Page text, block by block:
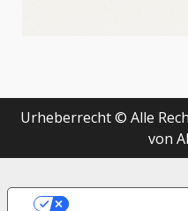
Urheberrecht © Alle
von